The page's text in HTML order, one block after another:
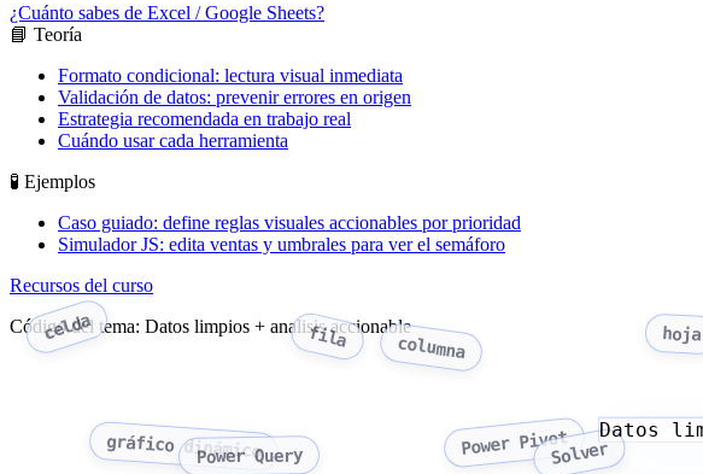
¿Cuánto sabes de Excel / Google Sheets?
📘 Teoría
Formato condicional: lectura visual inmediata
Validación de datos: prevenir errores en origen
Estrategia recomendada en trabajo real
Cuándo usar cada herramienta
🧪 Ejemplos
Caso guiado: define reglas visuales accionables por prioridad
Simulador JS: edita ventas y umbrales para ver el semáforo
Recursos del curso
Código del tema: Datos limpios + analisis accionable
celda fila columna hoja
gráfico dinámico
Power Query Power PivotSolver
Datos